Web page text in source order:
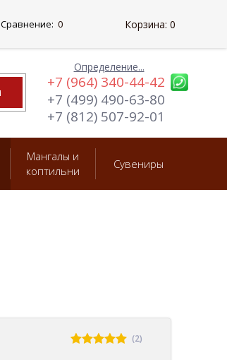
Определение...
+7 (964) 340-44-42
+7 (499) 490-63-80
+7 (812) 507-92-01
Мангалы и
коптильни
Сувениры
(2)
Сравнение: 0 Корзина: 0